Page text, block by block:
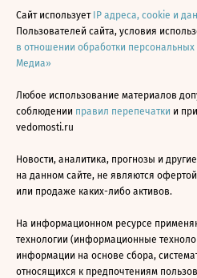
Сайт использует IP адреса, cookie и
Пользователей сайта, условия
в отношении обработки
Медиа»
Любое использование материалов
соблюдении правил перепечатки и
vedomosti.ru
Новости, аналитика, прогнозы и
на данном сайте, не являются
или продаже каких-либо активов.
На информационном ресурсе
технологии (информационные
информации на основе сбора,
относящихся к предпочтениям